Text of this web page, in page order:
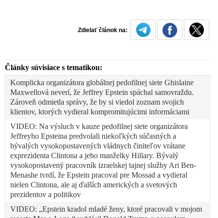
Zdielať článok na:
Články súvisiace s tematikou:
Komplicka organizátora globálnej pedofilnej siete Ghislaine
Maxwellová neverí, že Jeffrey Epstein spáchal samovraždu.
Zároveň odmietla správy, že by si viedol zoznam svojich
klientov, ktorých vydieral kompromitujúcimi informáciami
VIDEO: Na výsluch v kauze pedofilnej siete organizátora
Jeffreyho Epsteina predvolali niekoľkých súčasných a
bývalých vysokopostavených vládnych činiteľov vrátane
exprezidenta Clintona a jeho manželky Hillary. Bývalý
vysokopostavený pracovník izraelskej tajnej služby Ari Ben-
Menashe tvrdí, že Epstein pracoval pre Mossad a vydieral
nielen Clintona, ale aj ďalších amerických a svetových
prezidentov a politikov
VIDEO: „Epstein kradol mladé ženy, ktoré pracovali v mojom